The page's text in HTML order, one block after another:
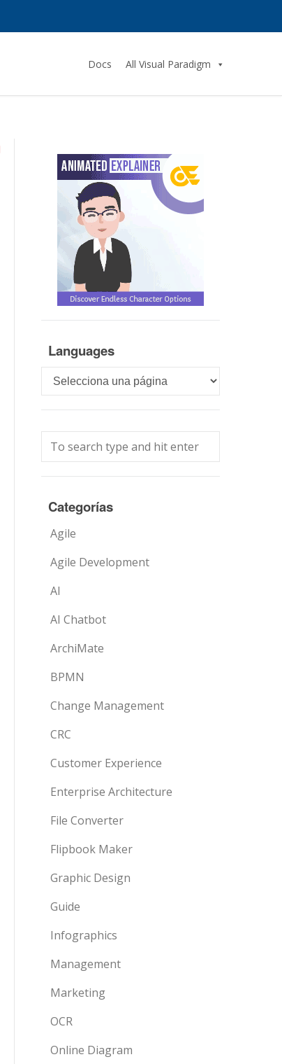
Docs All Visual Paradigm
Languages
Languages
Categorías
Agile
Agile Development
AI
AI Chatbot
ArchiMate
BPMN
Change Management
CRC
Customer Experience
Enterprise Architecture
File Converter
Flipbook Maker
Graphic Design
Guide
Infographics
Management
Marketing
OCR
Online Diagram